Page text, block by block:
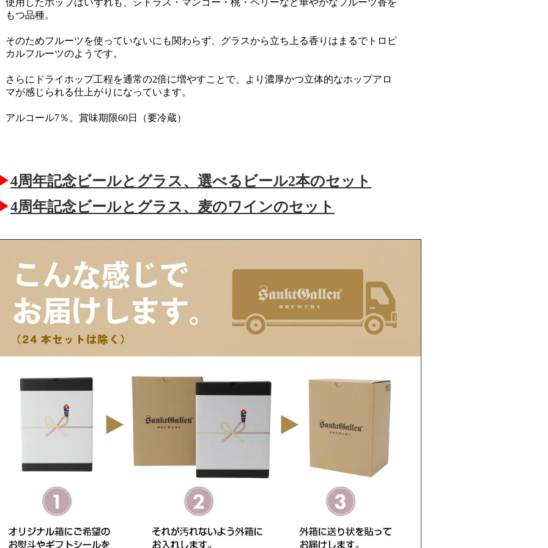
使用したホップはいずれも、シトラス・マンゴー・桃・ベリーなど華やかなフルーツ香を
もつ品種。
そのためフルーツを使っていないにも関わらず、グラスから立ち上る香りはまるでトロピ
カルフルーツのようです。
さらにドライホップ工程を通常の2倍に増やすことで、より濃厚かつ立体的なホップアロ
マが感じられる仕上がりになっています。
アルコール7％。賞味期限60日（要冷蔵）
4周年記念ビールとグラス、選べるビール2本のセット
4周年記念ビールとグラス、麦のワインのセット